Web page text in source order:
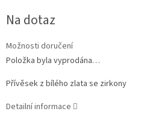
cena:
Na dotaz
Možnosti doručení
Položka byla vyprodána…
Přívěsek z bílého zlata se zirkony
Detailní informace